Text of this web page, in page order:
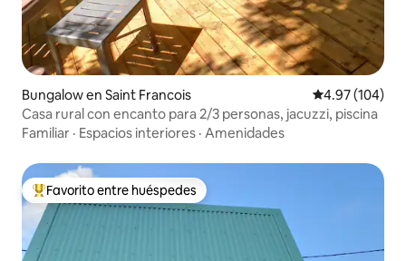
Bungalow en Saint Francois Calificación
4.97 (104)
Casa rural con encanto para 2/3 personas, jacuzzi, piscina
Familiar · Espacios interiores · Amenidades
De los mejores en Favorito entre huéspedes
Favorito entre huéspedes